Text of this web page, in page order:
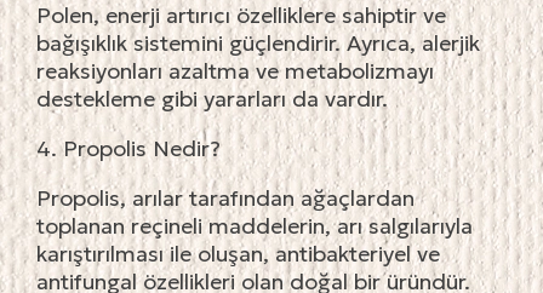
Polen, enerji artırıcı özelliklere sahiptir ve
bağışıklık sistemini güçlendirir. Ayrıca, alerjik
reaksiyonları azaltma ve metabolizmayı
destekleme gibi yararları da vardır.
4. Propolis Nedir?
Propolis, arılar tarafından ağaçlardan
toplanan reçineli maddelerin, arı salgılarıyla
karıştırılması ile oluşan, antibakteriyel ve
antifungal özellikleri olan doğal bir üründür.